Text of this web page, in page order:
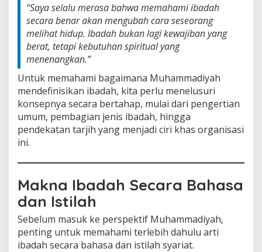
“Saya selalu merasa bahwa memahami ibadah
secara benar akan mengubah cara seseorang
melihat hidup. Ibadah bukan lagi kewajiban yang
berat, tetapi kebutuhan spiritual yang
menenangkan.”
Untuk memahami bagaimana Muhammadiyah
mendefinisikan ibadah, kita perlu menelusuri
konsepnya secara bertahap, mulai dari pengertian
umum, pembagian jenis ibadah, hingga
pendekatan tarjih yang menjadi ciri khas organisasi
ini.
Makna Ibadah Secara Bahasa
dan Istilah
Sebelum masuk ke perspektif Muhammadiyah,
penting untuk memahami terlebih dahulu arti
ibadah secara bahasa dan istilah syariat.